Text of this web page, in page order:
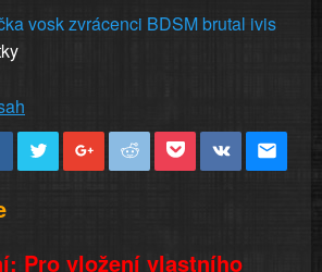
voskzvrácenci BDSMbrutal ivis
Pro vložení vlastního